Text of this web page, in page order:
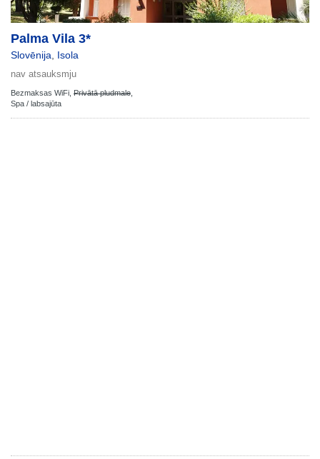
Palma Vila 3*
Slovēnija Isola
nav atsauksmju
Bezmaksas WiFi, Privātā pludmale
Spa / labsajūta